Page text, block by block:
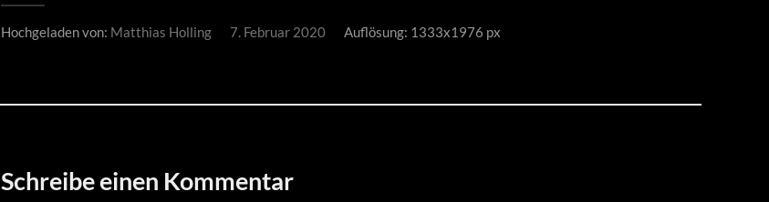
Hochgeladen von: Matthias Holling 7. Februar 2020 Auflösung: 1333x1976 px
Schreibe einen Kommentar